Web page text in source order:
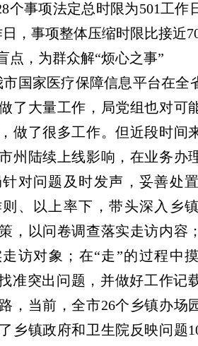
个事项法定总时限为501工作
，事项整体压缩时限比接近
点，为群众解“烦心之事”
市国家医疗保障信息平台在全
了大量工作，局党组也对可
做了很多工作。但近段时间
州陆续上线影响，在业务办
对问题及时发声，妥善处
、以上率下，带头深入乡
，以问卷调查落实走访内容
访对象；在“走”的过程中
准突出问题，并做好工作记
，当前，全市26个乡镇办场
乡镇政府和卫生院反映问题